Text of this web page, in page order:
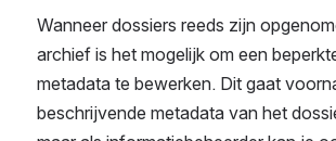
Wanneer dossiers reeds zijn
archief is het mogelijk om een
metadata te bewerken. Dit gaat
beschrijvende metadata van het